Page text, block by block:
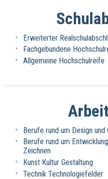
Erweiterter
Fachgebundene
Allgemeine Hochschulreife
Berufe rund um Design und
Berufe rund um
Zeichnen
Kunst Kultur Gestaltung
Technik Technologiefelder